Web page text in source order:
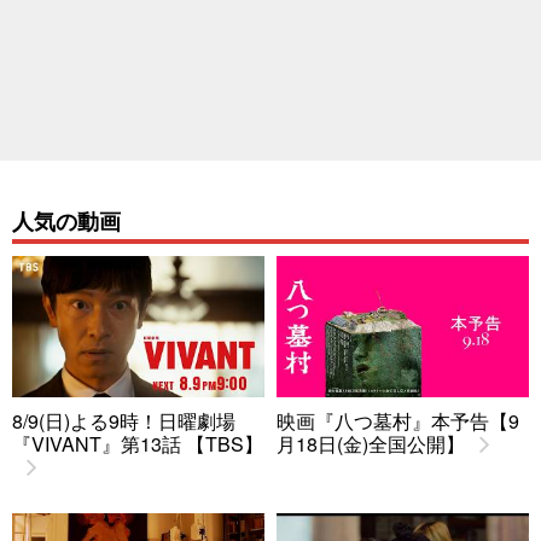
人気の動画
8/9(日)よる9時！日曜劇場
『VIVANT』第13話 【TBS】
映画『八つ墓村』本予告【9
月18日(金)全国公開】